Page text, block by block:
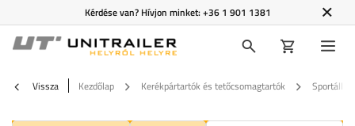
Kérdése van? Hívjon minket:+36 1 901 1381
Vissza Kezdőlap Kerékpártartók és tetőcsomagtartók